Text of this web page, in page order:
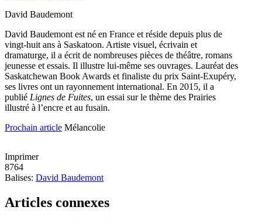
David Baudemont
David Baudemont est né en France et réside depuis plus de
vingt-huit ans à Saskatoon. Artiste visuel, écrivain et
dramaturge, il a écrit de nombreuses pièces de théâtre, romans
jeunesse et essais. Il illustre lui-même ses ouvrages. Lauréat des
Saskatchewan Book Awards et finaliste du prix Saint-Exupéry,
ses livres ont un rayonnement international. En 2015, il a
publié Lignes de Fuites, un essai sur le thème des Prairies
illustré à l’encre et au fusain.
Prochain article Mélancolie
Imprimer
8764
Balises: David Baudemont
Articles connexes